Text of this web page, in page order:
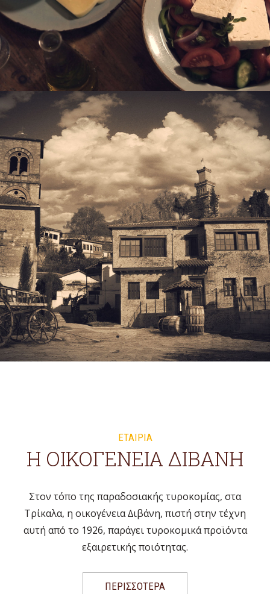
ΕΤΑΙΡΙΑ
Η ΟΙΚΟΓΕΝΕΙΑ ΔΙΒΑΝΗ
Στον τόπο της παραδοσιακής τυροκομίας, στα
Τρίκαλα, η οικογένεια ∆ιβάνη, πιστή στην τέχνη
αυτή από το 1926, παράγει τυροκομικά προϊόντα
εξαιρετικής ποιότητας.
ΠΕΡΙΣΣΟΤΕΡΑ